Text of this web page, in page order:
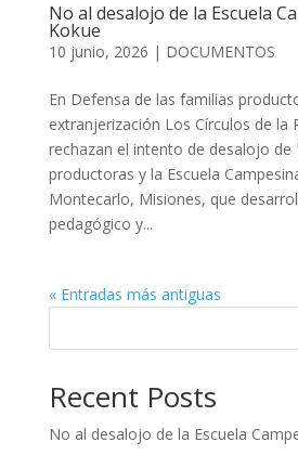
No al desalojo de la Escuela
Kokue
10 junio, 2026 | DOCUMENTOS
En Defensa de las familias
extranjerización Los Círculos de la
rechazan el intento de desalojo de
productoras y la Escuela
Montecarlo, Misiones, que
pedagógico y...
« Entradas más antiguas
Recent Posts
No al desalojo de la Escuela